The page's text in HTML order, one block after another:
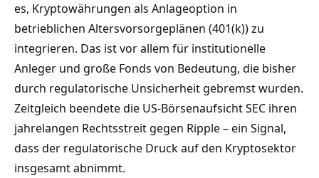
es, Kryptowährungen als Anlageoption in
betrieblichen Altersvorsorgeplänen (401(k)) zu
integrieren. Das ist vor allem für institutionelle
Anleger und große Fonds von Bedeutung, die bisher
durch regulatorische Unsicherheit gebremst wurden.
Zeitgleich beendete die US-Börsenaufsicht SEC ihren
jahrelangen Rechtsstreit gegen Ripple – ein Signal,
dass der regulatorische Druck auf den Kryptosektor
insgesamt abnimmt.